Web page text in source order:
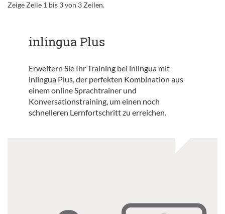
Zeige Zeile 1 bis 3 von 3 Zeilen.
inlingua Plus
Erweitern Sie Ihr Training bei inlingua mit
inlingua Plus, der perfekten Kombination aus
einem online Sprachtrainer und
Konversationstraining, um einen noch
schnelleren Lernfortschritt zu erreichen.